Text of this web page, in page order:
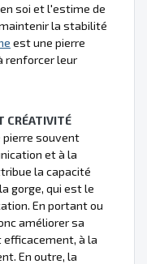
soi et l'estime de
la stabilité
est une pierre
renforcer leur
CRÉATIVITÉ
pierre souvent
et à la
la capacité
gorge, qui est le
En portant ou
améliorer sa
à la
En outre, la